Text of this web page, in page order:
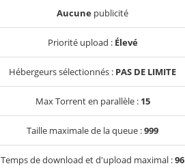
Aucune publicité
Priorité upload : Élevé
Hébergeurs sélectionnés : PAS DE LIMITE
Max Torrent en parallèle : 15
Taille maximale de la queue :999
Temps de download et d'upload maximal :96